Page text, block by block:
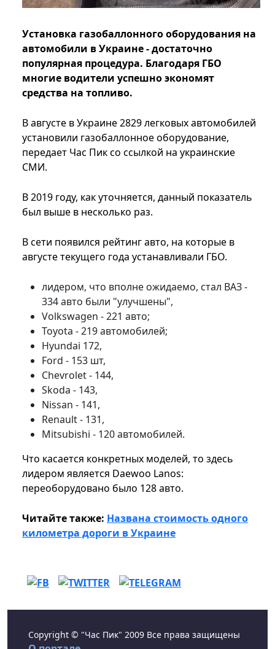
Установка газобаллонного оборудования на
автомобили в Украине - достаточно
популярная процедура. Благодаря ГБО
многие водители успешно экономят
средства на топливо.
В августе в Украине 2829 легковых автомобилей
установили газобаллонное оборудование,
передает Час Пик со ссылкой на украинские
СМИ.
В 2019 году, как уточняется, данный показатель
был выше в несколько раз.
В сети появился рейтинг авто, на которые в
августе текущего года устанавливали ГБО.
лидером, что вполне ожидаемо, стал ВАЗ -
334 авто были "улучшены",
Volkswagen - 221 авто;
Toyota - 219 автомобилей;
Hyundai 172,
Ford - 153 шт,
Chevrolet - 144,
Skoda - 143,
Nissan - 141,
Renault - 131,
Mitsubishi - 120 автомобилей.
Что касается конкретных моделей, то здесь
лидером является Daewoo Lanos:
переоборудовано было 128 авто.
Читайте также: Названа стоимость одного
километра дороги в Украине
Copyright © "Час Пик" 2009 Все права защищены